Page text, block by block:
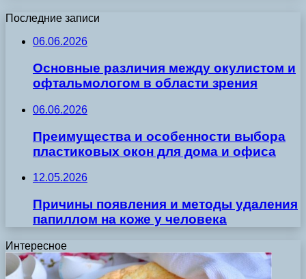
Последние записи
06.06.2026
Основные различия между окулистом и
офтальмологом в области зрения
06.06.2026
Преимущества и особенности выбора
пластиковых окон для дома и офиса
12.05.2026
Причины появления и методы удаления
папиллом на коже у человека
Интересное